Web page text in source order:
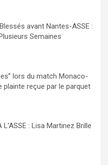
avant Nantes-ASSE :
Semaines
lors du match Monaco-
plainte reçue par le parquet
: Lisa Martinez Brille